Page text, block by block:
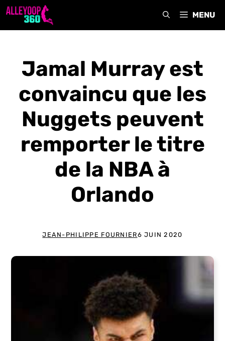
Aller
MENU
Jamal Murray est
convaincu que les
Nuggets peuvent
remporter le titre
de la NBA à
Orlando
JEAN-PHILIPPE FOURNIER6 JUIN 2020